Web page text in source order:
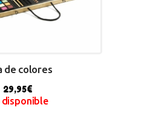
de colores
29,95€
disponible